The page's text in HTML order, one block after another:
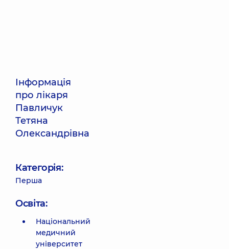
Інформація
про лікаря
Павличук
Тетяна
Олександрівна
Категорія:
Перша
Освіта:
Національний
медичний
університет